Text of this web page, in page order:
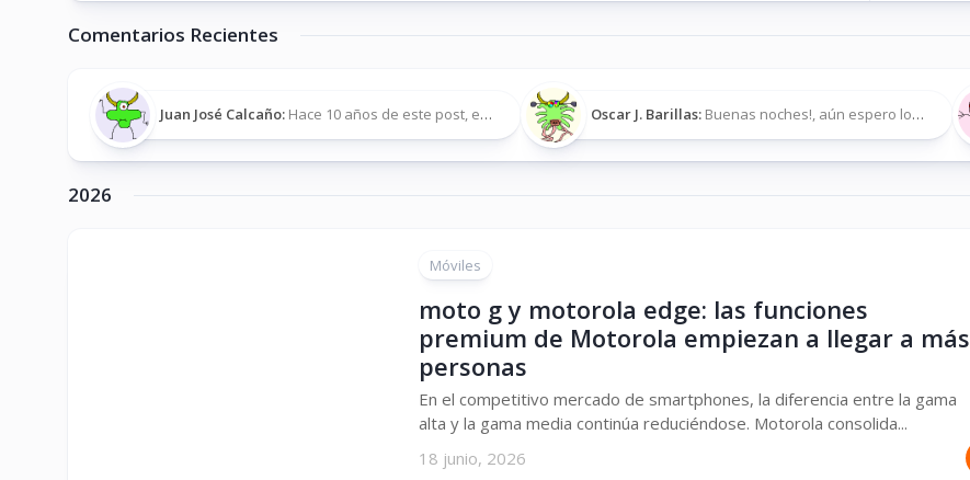
Comentarios Recientes
Juan José Calcaño: Hace 10 años de este post, estuve buscando los archivos a... Oscar J. Barillas: Buenas noches!, aún espero los archivos, ¿sabes de dónde se pueden...
2026
Móviles
moto g y motorola edge: las funciones
premium de Motorola empiezan a llegar a más
personas
En el competitivo mercado de smartphones, la diferencia entre la gama
alta y la gama media continúa reduciéndose. Motorola consolida...
18 junio, 2026